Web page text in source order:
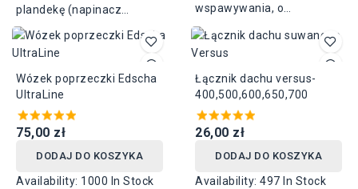
plandekę (napinacz
plandeki) typu R. Dostępny
mechanizm lewy i prawy.
wspawywania, o
szerokości 70 mm.
Stosowana do trzymania
desek burtowych
metalowych lub
drewnianych. Montowana
do słupków stelaża.
Wózek poprzeczki Edscha
UltraLine
75,00 zł
DODAJ DO KOSZYKA
Availability: 1000 In Stock
Łącznik dachu versus-
400,500,600,650,700
26,00 zł
DODAJ DO KOSZYKA
Availability: 497 In Stock